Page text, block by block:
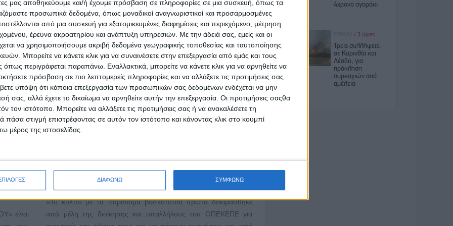
μας αποθηκεύουμε και/ή έχουμε πρόσβαση σε πληροφορίες σε μια συσκευή, όπως τα
προσωπικά δεδομένα, όπως μοναδικοί αναγνωριστικοί και προσαρμοσμένες
από μια συσκευή για εξατομικευμένες διαφημίσεις και περιεχόμενο, μέτρηση
έρευνα ακροατηρίου και ανάπτυξη υπηρεσιών. Με την άδειά σας, εμείς και οι
να χρησιμοποιήσουμε ακριβή δεδομένα γεωγραφικής τοποθεσίας και ταυτοποίησης
Μπορείτε να κάνετε κλικ για να συναινέσετε στην επεξεργασία από εμάς και τους
περιγράφεται παραπάνω. Εναλλακτικά, μπορείτε να κάνετε κλικ για να αρνηθείτε να
πρόσβαση σε πιο λεπτομερείς πληροφορίες και να αλλάξετε τις προτιμήσεις σας
υπόψη ότι κάποια επεξεργασία των προσωπικών σας δεδομένων ενδέχεται να μην
σας, αλλά έχετε το δικαίωμα να αρνηθείτε αυτήν την επεξεργασία. Οι προτιμήσεις σαςθα
τον ιστότοπο. Μπορείτε να αλλάξετε τις προτιμήσεις σας ή να ανακαλέσετε τη
στιγμή επιστρέφοντας σε αυτόν τον ιστότοπο και κάνοντας κλικ στο κουμπί
μέρος της ιστοσελίδας.
ΔΙΑΦΩΝΩ ΣΥΜΦΩΝΩ
13
2025 ,
, στη
της
Καταχά,
του
15-16
είναι
Αγρονέα και τη νέα χρονιά
Δημοσιεύθηκε : Πέμπτη, 09 Ιανουαρίου 2025 11:58
Ο Κτηνοτροφικός
Σύλλογος
Περιφέρειας Αττικής
«Άγιος Γεώργιος»
τηνΤετάρτη,15 Ιαν 2025 , στις20.00στο:
https://us02web.zoom.us/j/84507958781
«Το κόλπο με τα παράνομα βοσκοτόπια πρώτα δοκιμάσθηκε
από μέλη της διοίκησης και υπαλλήλους του ΟΠΕΚΕΠΕ για